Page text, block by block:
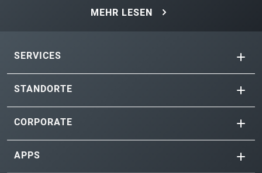
MEHR LESEN
SERVICES
STANDORTE
CORPORATE
APPS